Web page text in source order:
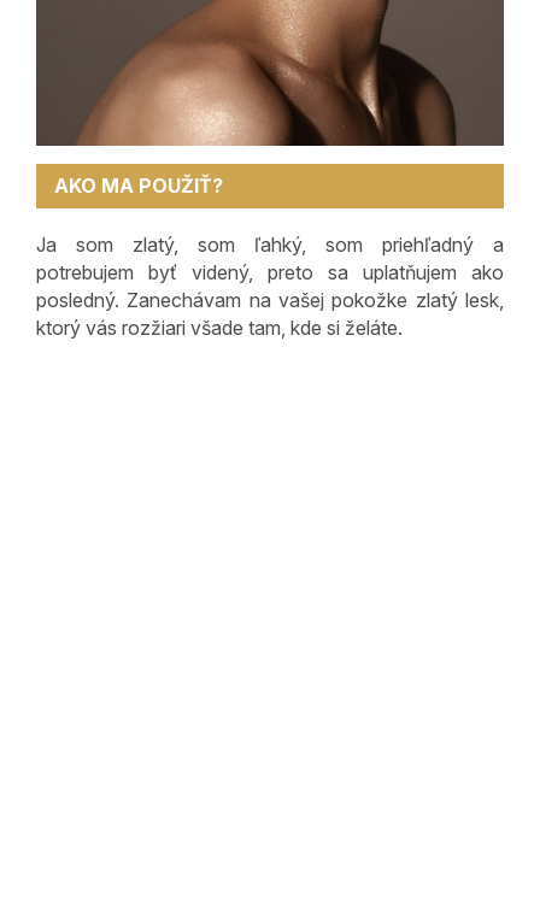
AKO MA POUŽIŤ?
Ja som zlatý, som ľahký, som priehľadný a
potrebujem byť videný, preto sa uplatňujem ako
posledný. Zanechávam na vašej pokožke zlatý lesk,
ktorý vás rozžiari všade tam, kde si želáte.